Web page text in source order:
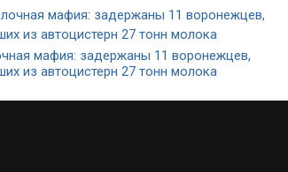
мафия: задержаны 11 воронежцев,
из автоцистерн 27 тонн молока